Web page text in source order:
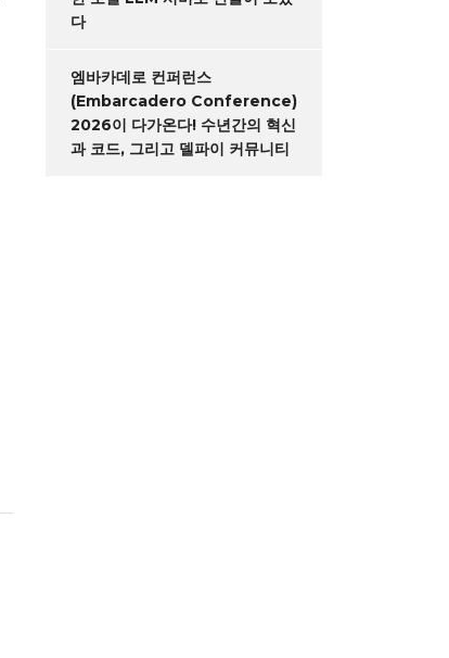
다
엠바카데로 컨퍼런스
(Embarcadero Conference)
2026이 다가온다! 수년간의 혁신
과 코드, 그리고 델파이 커뮤니티